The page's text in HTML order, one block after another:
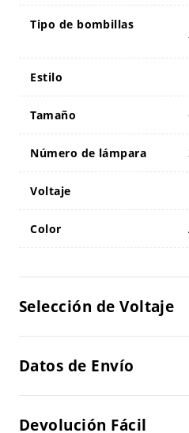
Tipo de bombillas
Estilo
Tamaño
Número de lámpara
Voltaje
Color
Selección de Voltaje
Datos de Envío
Devolución Fácil